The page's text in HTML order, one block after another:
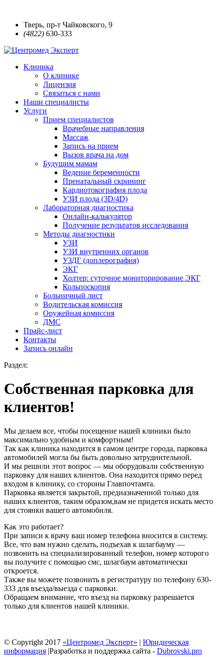
Тверь, пр-т Чайковского, 9
(4822) 630-333
Клиника
О клинике
Лицензия
Связаться с нами
Наши специалисты
Услуги
Прием специалистов
Врачебные направления
Массаж
Запись на прием
Вызов врача на дом
Будущим мамам
Ведение беременности
Пренатальный скрининг
Кардиотокография плода
УЗИ плода (3D/4D)
Лабораторная диагностика
Онлайн-калькулятор
Получение результатов исследования
Методы диагностики
УЗИ
УЗИ внутренних органов
УЗДГ (доплерография)
ЭКГ
Холтер: суточное мониторирование ЭКГ
Кольпоскопия
Больничный лист
Водительская комиссия
Оружейная комиссия
ДМС
Прайс-лист
Контакты
Запись онлайн
Раздел:
Собственная парковка для
клиентов!
Мы делаем все, чтобы посещение нашей клиники было
максимально удобным и комфортным!
Так как клиника находится в самом центре города, парковка
автомобилей могла бы быть довольно затруднительной.
И мы решили этот вопрос — мы оборудовали собственную
парковку для наших клиентов. Она находится прямо перед
входом в клинику, со стороны Главпочтамта.
Парковка является закрытой, предназначенной только для
наших клиентов, таким образом,вам не придется искать место
для стоянки вашего автомобиля.
Как это работает?
При записи к врачу ваш номер телефона вносится в систему.
Все, что вам нужно сделать, подъехав к шлагбауму —
позвонить на специализированный телефон, номер которого
вы получите с помощью смс, шлагбаум автоматически
откроется.
Также вы можете позвонить в регистратуру по телефону 630-
333 для въезда/выезда с парковки.
Обращаем внимание, что въезд на парковку разрешается
только для клиентов нашей клиники.
© Copyright 2017 «Центромед Эксперт» | Юридическая
информация |Разработка и поддержка сайта - Dubrovski.pro